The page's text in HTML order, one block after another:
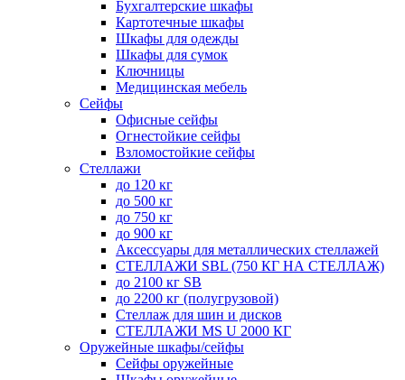
Бухгалтерские шкафы
Картотечные шкафы
Шкафы для одежды
Шкафы для сумок
Ключницы
Медицинская мебель
Сейфы
Офисные сейфы
Огнестойкие сейфы
Взломостойкие сейфы
Стеллажи
до 120 кг
до 500 кг
до 750 кг
до 900 кг
Аксессуары для металлических стеллажей
СТЕЛЛАЖИ SBL (750 КГ НА СТЕЛЛАЖ)
до 2100 кг SB
до 2200 кг (полугрузовой)
Стеллаж для шин и дисков
СТЕЛЛАЖИ MS U 2000 КГ
Оружейные шкафы/сейфы
Сейфы оружейные